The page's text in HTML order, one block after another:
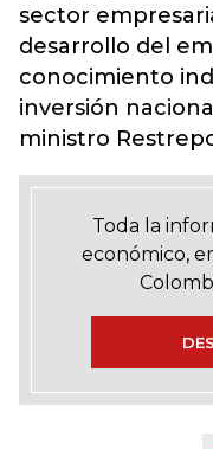
sector
desarrollo del
conocimiento
inversión
ministro
Toda la
económico,